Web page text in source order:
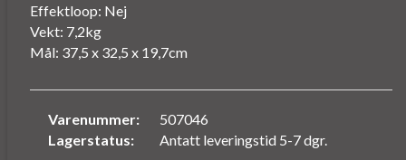
Varenummer:
507046
Lagerstatus:
Antatt leveringstid 5-7 dgr.
Effektloop: Nej
Vekt: 7,2kg
Mål: 37,5 x 32,5 x 19,7cm